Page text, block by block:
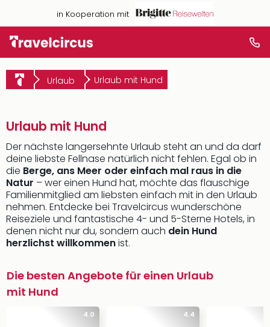
in Kooperation mit
Urlaub Urlaub mit Hund
Urlaub mit Hund
Der nächste langersehnte Urlaub steht an und da darf
deine liebste Fellnase natürlich nicht fehlen. Egal ob in
die Berge, ans Meer oder einfach mal raus in die
Natur – wer einen Hund hat, möchte das flauschige
Familienmitglied am liebsten einfach mit in den Urlaub
nehmen. Entdecke bei Travelcircus wunderschöne
Reiseziele und fantastische 4- und 5-Sterne Hotels, in
denen nicht nur du, sondern auch dein Hund
herzlichst willkommenist.
Die besten Angebote für einen Urlaub
mit Hund
4.0 4.4